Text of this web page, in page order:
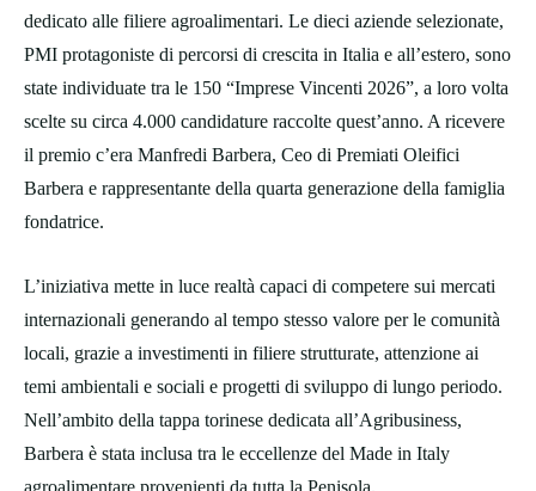
dedicato alle filiere agroalimentari. Le dieci aziende selezionate,
PMI protagoniste di percorsi di crescita in Italia e all’estero, sono
state individuate tra le 150 “Imprese Vincenti 2026”, a loro volta
scelte su circa 4.000 candidature raccolte quest’anno. A ricevere
il premio c’era Manfredi Barbera, Ceo di Premiati Oleifici
Barbera e rappresentante della quarta generazione della famiglia
fondatrice.
L’iniziativa mette in luce realtà capaci di competere sui mercati
internazionali generando al tempo stesso valore per le comunità
locali, grazie a investimenti in filiere strutturate, attenzione ai
temi ambientali e sociali e progetti di sviluppo di lungo periodo.
Nell’ambito della tappa torinese dedicata all’Agribusiness,
Barbera è stata inclusa tra le eccellenze del Made in Italy